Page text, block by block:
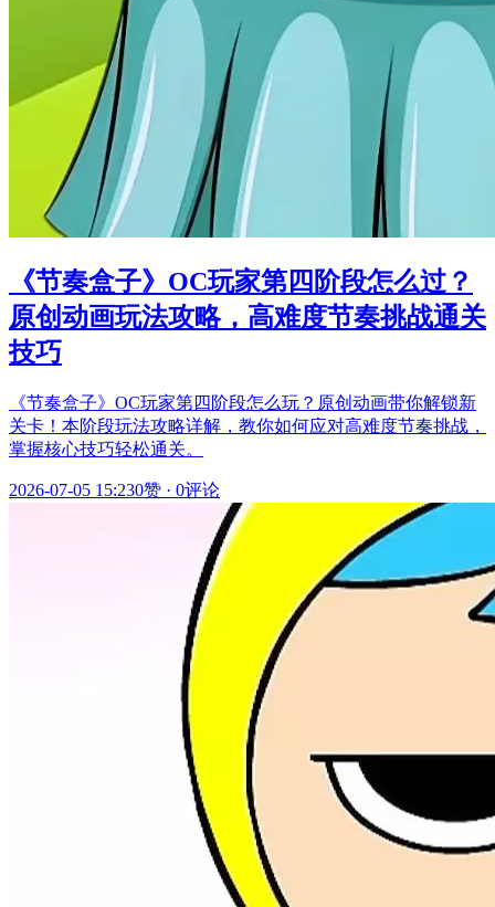
《节奏盒子》OC玩家第四阶段怎么过？
原创动画玩法攻略，高难度节奏挑战通关
技巧
《节奏盒子》OC玩家第四阶段怎么玩？原创动画带你解锁新
关卡！本阶段玩法攻略详解，教你如何应对高难度节奏挑战，
掌握核心技巧轻松通关。
2026-07-05 15:230赞 · 0评论